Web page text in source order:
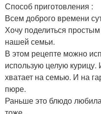
Способ приготовления :
Всем доброго времени
Хочу поделиться
нашей семьи.
В этом рецепте можно
использую целую
хватает на семью. И на
пюре.
Раньше это блюдо